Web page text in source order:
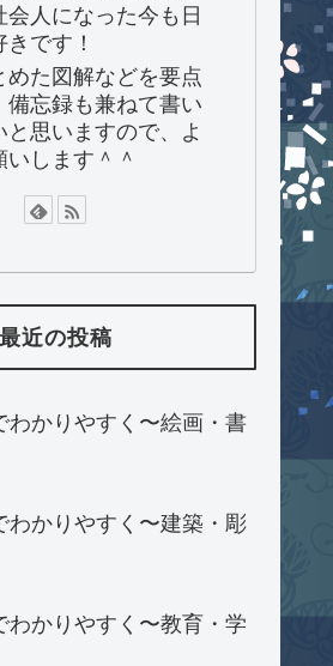
会人になった今も日
です！
めた図解などを要点
備忘録も兼ねて書い
思いますので、よ
します＾＾
最近の投稿
わかりやすく〜絵画・書
わかりやすく〜建築・彫
わかりやすく〜教育・学